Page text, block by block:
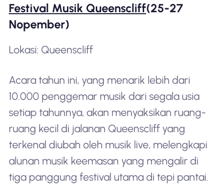
Festival Musik Queenscliff(25-27
Nopember)
Lokasi: Queenscliff
Acara tahun ini, yang menarik lebih dari
10.000 penggemar musik dari segala usia
setiap tahunnya, akan menyaksikan ruang-
ruang kecil di jalanan Queenscliff yang
terkenal diubah oleh musik live, melengkapi
alunan musik keemasan yang mengalir di
tiga panggung festival utama di tepi pantai.